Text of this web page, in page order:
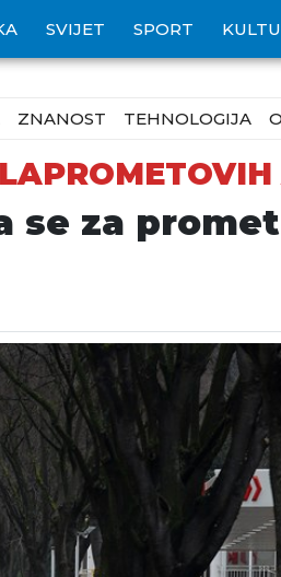
SVIJET SPORT
ZNANOST TEHNOLOGIJA
za